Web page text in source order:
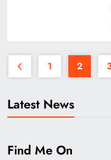
Latest News
1 2
Find Me On